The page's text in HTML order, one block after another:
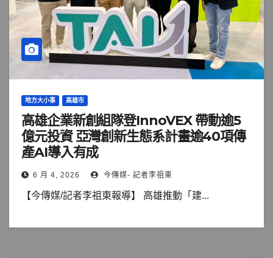
地方大小事 高雄市
高雄企業新創組隊登InnoVEX 帶動逾5
億元投資 亞灣創新生態系計畫逾40項傳
產AI導入有成
6 月 4, 2026 今傳媒- 記者李祖東
【今傳媒/記者李祖東報導】 高雄推動「建...